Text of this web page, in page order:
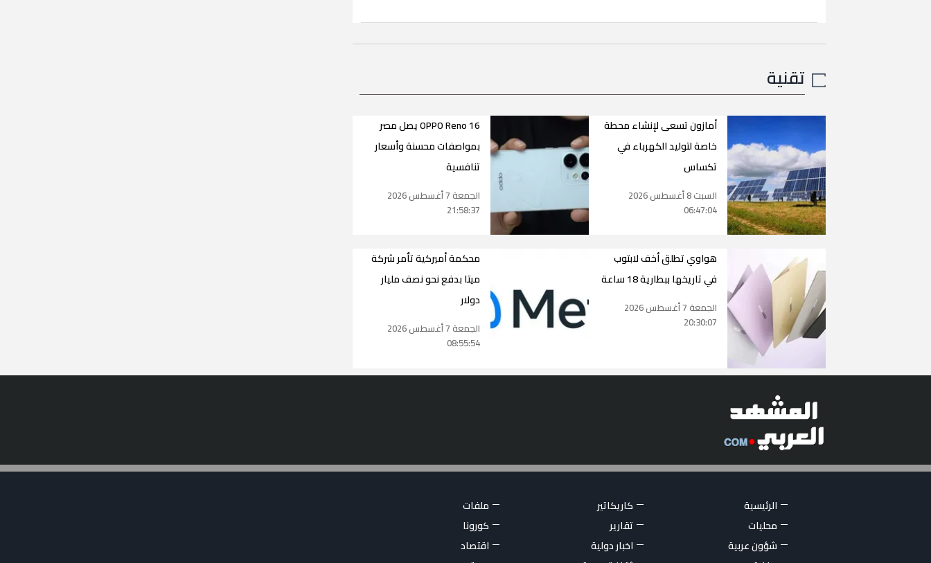
تقنية
أمازون تسعى لإنشاء محطة
خاصة لتوليد الكهرباء في
تكساس
السبت 8 أغسطس 2026
06:47:04
OPPO Reno 16 يصل مصر
بمواصفات محسنة وأسعار
تنافسية
الجمعة 7 أغسطس 2026
21:58:37
هواوي تطلق أخف لابتوب
في تاريخها ببطارية 18 ساعة
الجمعة 7 أغسطس 2026
20:30:07
محكمة أميركية تأمر شركة
ميتا بدفع نحو نصف مليار
دولار
الجمعة 7 أغسطس 2026
08:55:54
الرئيسية كاريكاتير
ملفات
محليات
تقارير
كورونا
شؤون عربية
اخبار دولية
اقتصاد